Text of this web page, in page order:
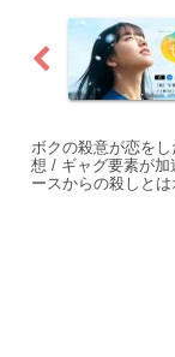
ボクの殺意が恋を
想 / ギャグ要素が加
ースからの殺しと